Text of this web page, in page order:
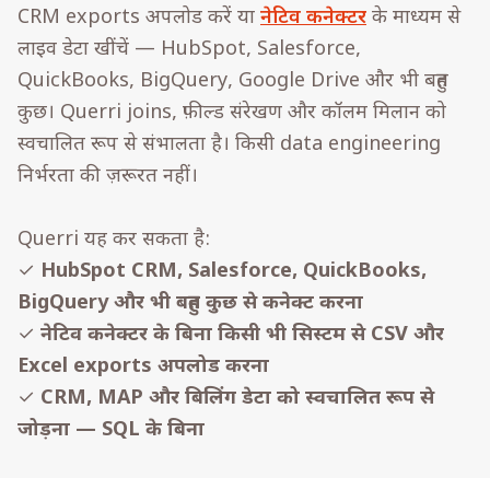
CRM exports अपलोड करें या नेटिव कनेक्टर के माध्यम से
लाइव डेटा खींचें — HubSpot, Salesforce,
QuickBooks, BigQuery, Google Drive और भी बहुत
कुछ। Querri joins, फ़ील्ड संरेखण और कॉलम मिलान को
स्वचालित रूप से संभालता है। किसी data engineering
निर्भरता की ज़रूरत नहीं।
Querri यह कर सकता है:
✓ HubSpot CRM, Salesforce, QuickBooks,
BigQuery और भी बहुत कुछ से कनेक्ट करना
✓ नेटिव कनेक्टर के बिना किसी भी सिस्टम से CSV और
Excel exports अपलोड करना
✓ CRM, MAP और बिलिंग डेटा को स्वचालित रूप से
जोड़ना — SQL के बिना